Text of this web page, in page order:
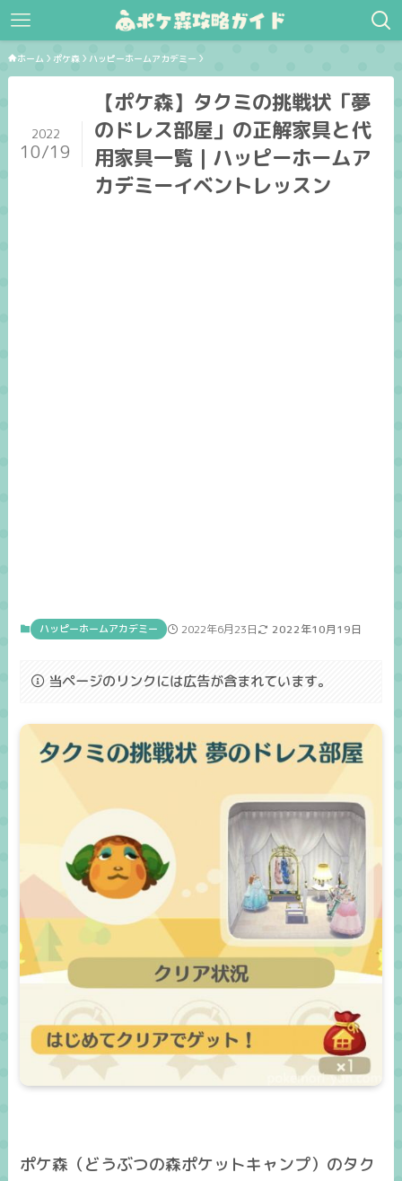
ホーム ポケ森 ハッピーホームアカデミー
【ポケ森】タクミの挑戦状「夢
のドレス部屋」の正解家具と代
用家具一覧｜ハッピーホームア
カデミーイベントレッスン
2022
10/19
ハッピーホームアカデミー 2022年6月23日 2022年10月19日
当ページのリンクには広告が含まれています。
ポケ森（どうぶつの森ポケットキャンプ）のタク